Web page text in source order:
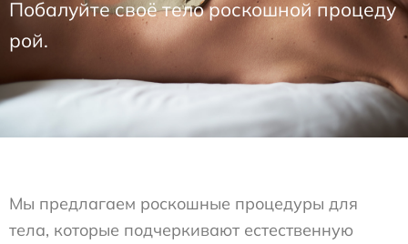
Побалуйтесвоётелороскошной процеду
рой.
Мы предлагаем роскошные процедуры для
тела, которые подчеркивают естественную